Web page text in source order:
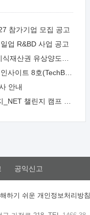
2026년 8월
을 기업현장에 파견.
로써 ETRI 개발기술의
을 강견기업으로
청자격: ETRI
업, 기술이전/출자기업
40%  추진일정(1)
희망인력-희망기업
정(심의)(4)협약체결
중순 10월 이후*
참가기업 모집 공고
업 R&BD 사업 공고
ETRI 테크비즈 인사이트 8호(TechBiz Insight Vol.8) 발간
안내
공익신고
하기 쉬운 개인정보처리방침